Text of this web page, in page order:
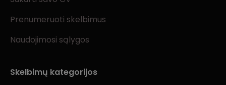
Prenumeruoti skelbimus
Naudojimosi sąlygos
Skelbimų kategorijos